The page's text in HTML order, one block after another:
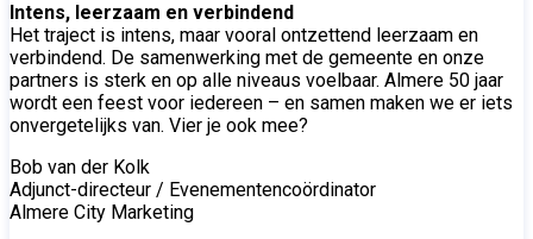
Intens, leerzaam en verbindend
Het traject is intens, maar vooral ontzettend leerzaam en
verbindend. De samenwerking met de gemeente en onze
partners is sterk en op alle niveaus voelbaar. Almere 50 jaar
wordt een feest voor iedereen – en samen maken we er iets
onvergetelijks van. Vier je ook mee?
Bob van der Kolk
Adjunct-directeur / Evenementencoördinator
Almere City Marketing